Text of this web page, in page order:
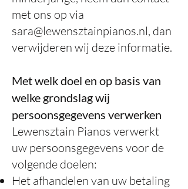
met ons op via
sara@lewensztainpianos.nl, dan
verwijderen wij deze informatie.
Met welk doel en op basis van
welke grondslag wij
persoonsgegevens verwerken
Lewensztain Pianos verwerkt
uw persoonsgegevens voor de
volgende doelen:
Het afhandelen van uw betaling